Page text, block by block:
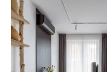
AP č.3 Lávové pole
4 1